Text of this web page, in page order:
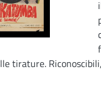
tirature.